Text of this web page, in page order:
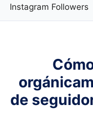
Instagram Followers
de